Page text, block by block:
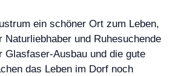
ein schöner Ort zum Leben,
Naturliebhaber und Ruhesuchende
Glasfaser-Ausbau und die gute
das Leben im Dorf noch